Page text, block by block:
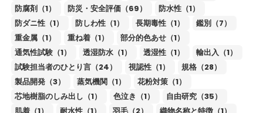
防腐剤（1）
防災・安全評価（69）
防水性（1）
防ダニ性（1）
防しわ性（1） 長期毒性（1）
鑑別（7）
重金属（1）
重ね着（1）
部分的色あせ（1）
通気性試験（1）
透湿防水（1） 透湿性（1）
輸出入（1）
試験担当者のひとり言（24）
視認性（1）
規格（28）
製品開発（3）
蒸気機関（1）
花粉対策（1）
芯地樹脂のしみ出し（1）
色泣き（1）
自由研究（35）
肌着（1）
耐水性（1） 羽毛（2）
織物名称と特徴（1）